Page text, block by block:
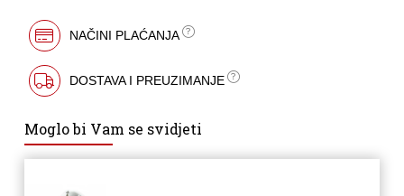
NAČINI PLAĆANJA
DOSTAVA I PREUZIMANJE
Moglo bi Vam se svidjeti